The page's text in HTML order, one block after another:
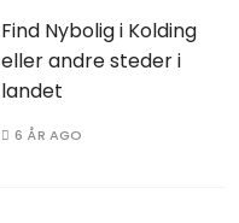
Find Nybolig i Kolding
eller andre steder i
landet
6 ÅR AGO